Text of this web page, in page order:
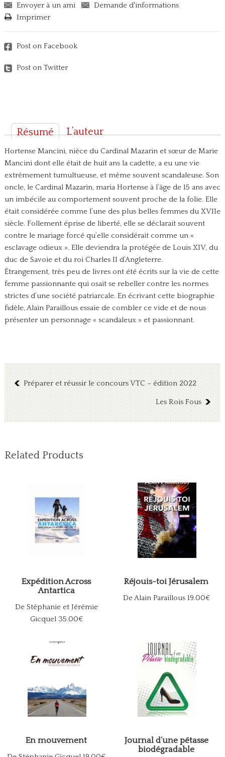
Envoyer à un ami
Demande d'informations
Imprimer
Post on Facebook
Post on Twitter
Résumé L’auteur
Hortense Mancini, nièce du Cardinal Mazarin et sœur de Marie
Mancini dont elle était de huit ans la cadette, a eu une vie
extrêmement tumultueuse, et même souvent scandaleuse. Son
oncle, le Cardinal Mazarin, maria Hortense à l’âge de 15 ans avec
un imbécile au comportement souvent proche de la folie. Elle
était considérée comme l’une des plus belles femmes du XVIIe
siècle. Follement éprise de liberté, elle se déclarait souvent
contre le mariage forcé qu’elle considérait comme un «
esclavage odieux ». Elle deviendra la protégée de Louis XIV, du
duc de Savoie et du roi Charles II d’Angleterre.
Étrangement, très peu de livres ont été écrits sur la vie de cette
femme passionnante qui osait se rebeller contre les normes
strictes d’une société patriarcale. En écrivant cette biographie
fidèle, Alain Paraillous essaie de combler ce vide et de nous
présenter un personnage « scandaleux » et passionnant.
Préparer et réussir le concours VTC – édition 2022
Les Rois Fous
Related Products
Expédition Across
Antartica
De Stéphanie et Jérémie
Gicquel 35.00€
Réjouis-toi Jérusalem
De Alain Paraillous 19.00€
En mouvement
Journal d’une pétasse
biodégradable